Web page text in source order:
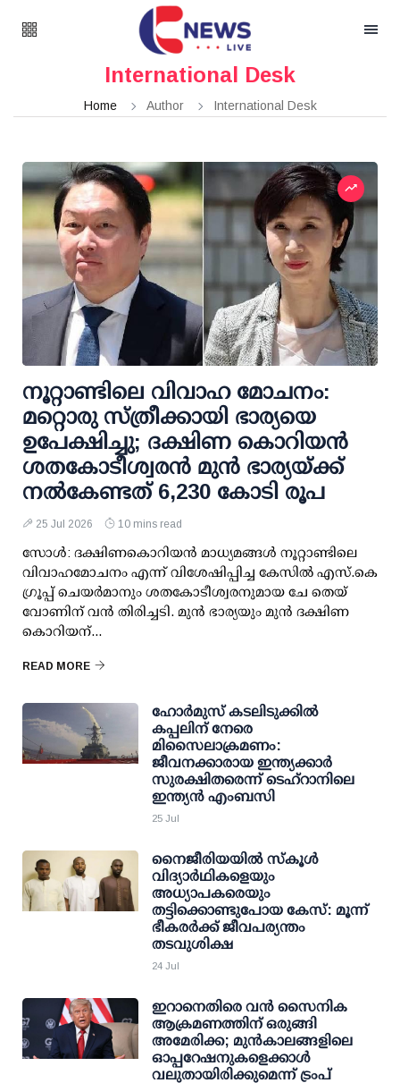
International Desk
Home Author International Desk
നൂറ്റാണ്ടിലെ വിവാഹ മോചനം:
മറ്റൊരു സ്ത്രീക്കായി ഭാര്യയെ
ഉപേക്ഷിച്ചു; ദക്ഷിണ കൊറിയന്‍
ശതകോടീശ്വരന്‍ മുന്‍ ഭാര്യയ്ക്ക്
നല്‍കേണ്ടത് 6,230 കോടി രൂപ
25 Jul 2026 10 mins read
സോള്‍: ദക്ഷിണകൊറിയന്‍ മാധ്യമങ്ങള്‍ നൂറ്റാണ്ടിലെ
വിവാഹമോചനം എന്ന് വിശേഷിപ്പിച്ച കേസില്‍ എസ്.കെ
ഗ്രൂപ്പ് ചെയര്‍മാനും ശതകോടീശ്വരനുമായ ചേ തെയ്
വോണിന് വന്‍ തിരിച്ചടി. മുന്‍ ഭാര്യയും മുന്‍ ദക്ഷിണ
കൊറിയന്...
READ MORE
ഹോര്‍മുസ് കടലിടുക്കില്‍
കപ്പലിന് നേരെ
മിസൈലാക്രമണം:
ജീവനക്കാരായ ഇന്ത്യക്കാര്‍
സുരക്ഷിതരെന്ന് ടെഹ്റാനിലെ
ഇന്ത്യന്‍ എംബസി
25 Jul
നൈജീരിയയിൽ സ്കൂൾ
വിദ്യാർഥികളെയും
അധ്യാപകരെയും
തട്ടിക്കൊണ്ടുപോയ കേസ്: മൂന്ന്
ഭീകരർക്ക് ജീവപര്യന്തം
തടവുശിക്ഷ
24 Jul
ഇറാനെതിരെ വൻ സൈനിക
ആക്രമണത്തിന് ഒരുങ്ങി
അമേരിക്ക; മുൻകാലങ്ങളിലെ
ഓപ്പറേഷനുകളെക്കാൾ
വലുതായിരിക്കുമെന്ന് ട്രംപ്